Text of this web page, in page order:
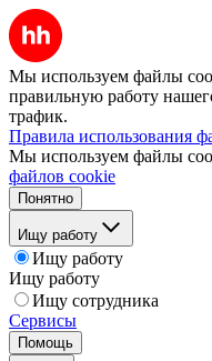
Мы используем файлы
правильную работу
трафик.
Правила использования
Мы используем файлы
файлов cookie
Понятно
Ищу работу
Ищу работу
Ищу работу
Ищу сотрудника
Сервисы
Помощь